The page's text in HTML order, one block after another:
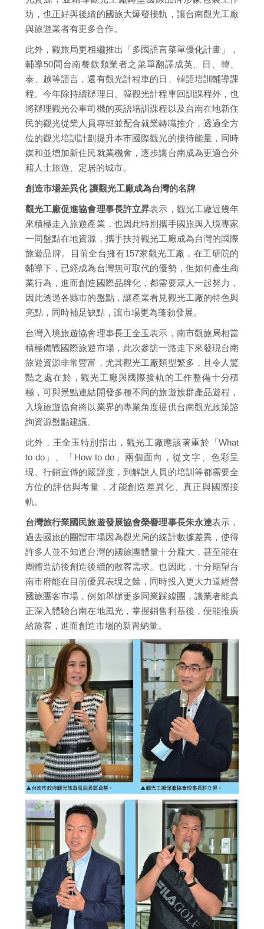
坊，也正好與後續的國旅大爆發接軌，讓台南觀光工廠
與旅遊業者有更多合作。
此外，觀旅局更相繼推出「多國語言菜單優化計畫」，
輔導50間台南餐飲類業者之菜單翻譯成英、日、韓、
泰、越等語言，還有觀光計程車的日、韓語培訓輔導課
程。今年除持續辦理日、韓觀光計程車回訓課程外，也
將辦理觀光公車司機的英語培訓課程以及台南在地新住
民的觀光從業人員專班並配合就業轉職推介，透過全方
位的觀光培訓計劃提升本市國際觀光的接待能量，同時
媒和並增加新住民就業機會，逐步讓台南成為更適合外
籍人士旅遊、定居的城市。
創造市場差異化 讓觀光工廠成為台灣的名牌
觀光工廠促進協會理事長許立昇表示，觀光工廠近幾年
來積極走入旅遊產業，也因此特別攜手國旅與入境專家
一同盤點在地資源，攜手扶持觀光工廠成為台灣的國際
旅遊品牌。目前全台擁有157家觀光工廠，在工研院的
輔導下，已經成為台灣無可取代的優勢，但如何產生商
業行為，進而創造國際品牌化，都需要眾人一起努力，
因此透過各縣市的盤點，讓產業看見觀光工廠的特色與
亮點，同時補足缺點，讓市場更為蓬勃發展。
台灣入境旅遊協會理事長王全玉表示，南市觀旅局相當
積極備戰國際旅遊市場，此次參訪一路走下來發現台南
旅遊資源非常豐富，尤其觀光工廠類型繁多，且令人驚
豔之處在於，觀光工廠與國際接軌的工作整備十分積
極，可與景點連結開發多種不同的旅遊族群產品遊程，
入境旅遊協會將以業界的專業角度提供台南觀光政策諮
詢資源盤點建議。
此外，王全玉特別指出，觀光工廠應該著重於「What
to do」、「How to do」兩個面向，從文字、色彩呈
現、行銷宣傳的嚴謹度，到解說人員的培訓等都需要全
方位的評估與考量，才能創造差異化、真正與國際接
軌。
台灣旅行業國民旅遊發展協會榮譽理事長朱永達表示，
過去國旅的團體市場因為觀光局的統計數據差異，使得
許多人並不知道台灣的國旅團體量十分龐大，甚至能在
團體造訪後創造後續的散客需求。也因此，十分期望台
南市府能在目前優異表現之餘，同時投入更大力道經營
國旅團客市場，例如舉辦更多同業踩線團，讓業者能真
正深入體驗台南在地風光，掌握銷售利基後，便能推廣
給旅客，進而創造市場的新胃納量。